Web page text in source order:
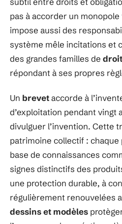
pas à accorder un
impose aussi des
système mêle incitations et
des grandes familles de
répondant à ses propres
Un brevetaccorde à
d’exploitation pendant vingt
divulguer l’invention. Cette
patrimoine collectif :
base de connaissances
signes distinctifs des
une protection durable, à
régulièrement renouvelées
dessins et modèles